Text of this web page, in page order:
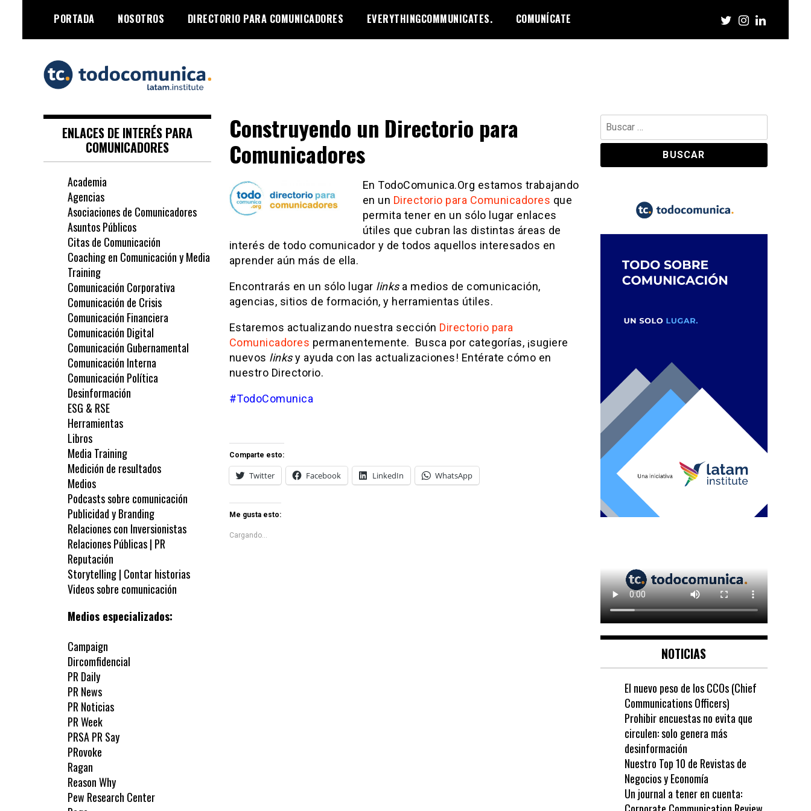
content
PORTADA NOSOTROS DIRECTORIO PARA COMUNICADORES EVERYTHINGCOMMUNICATES. COMUNÍCATE
TodoComunica x
LATAM Institute
Construyendo un Directorio para
Comunicadores
En TodoComunica.Org estamos trabajando
en un Directorio para Comunicadores que
permita tener en un sólo lugar enlaces
útiles que cubran las distintas áreas de
interés de todo comunicador y de todos aquellos interesados en
aprender aún más de ella.
Encontrarás en un sólo lugar linksa medios de comunicación,
agencias, sitios de formación, y herramientas útiles.
Estaremos actualizando nuestra sección Directorio para
Comunicadores permanentemente. Busca por categorías, ¡sugiere
nuevos linksy ayuda con las actualizaciones! Entérate cómo en
nuestro Directorio.
#TodoComunica
Comparte esto:
Twitter Facebook LinkedIn WhatsApp
Me gusta esto:
Cargando...
ENLACES DE INTERÉS PARA
COMUNICADORES
Academia
Agencias
Asociaciones de Comunicadores
Asuntos Públicos
Citas de Comunicación
Coaching en Comunicación y Media
Training
Comunicación Corporativa
Comunicación de Crisis
Comunicación Financiera
Comunicación Digital
Comunicación Gubernamental
Comunicación Interna
Comunicación Política
Desinformación
ESG & RSE
Herramientas
Libros
Media Training
Medición de resultados
Medios
Podcasts sobre comunicación
Publicidad y Branding
Relaciones con Inversionistas
Relaciones Públicas | PR
Reputación
Storytelling | Contar historias
Videos sobre comunicación
Medios especializados:
Campaign
Dircomfidencial
PR Daily
PR News
PR Noticias
PR Week
PRSA PR Say
PRovoke
Ragan
Reason Why
Pew Research Center
Buscar:
NOTICIAS
El nuevo peso de los CCOs (Chief
Communications Officers)
Prohibir encuestas no evita que
circulen: solo genera más
desinformación
Nuestro Top 10 de Revistas de
Negocios y Economía
Un journal a tener en cuenta: